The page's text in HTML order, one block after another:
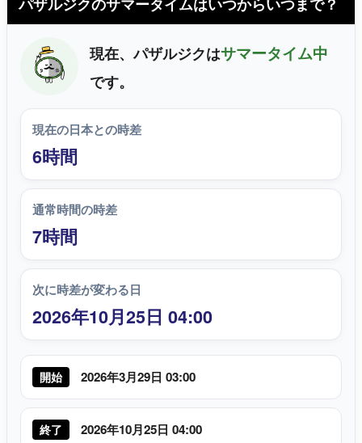
現在、パザルジクはサマータイム中
です。
現在の日本との時差
6時間
通常時間の時差
7時間
次に時差が変わる日
2026年10月25日 04:00
開始 2026年3月29日 03:00
終了 2026年10月25日 04:00